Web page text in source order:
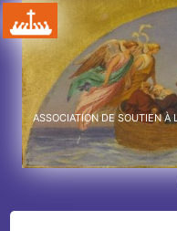
Aller
au
contenu
ASSOCIATION DE SOUTIEN À